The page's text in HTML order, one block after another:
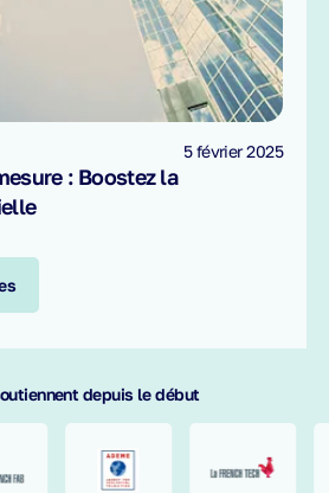
: Boostez la
5 février 2025
depuis le début